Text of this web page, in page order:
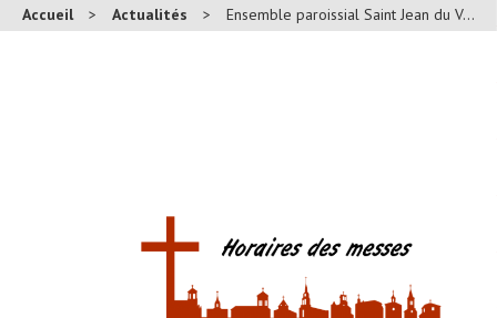
Accueil > Actualités > Ensemble paroissial Saint Jean du Velay Volcanique